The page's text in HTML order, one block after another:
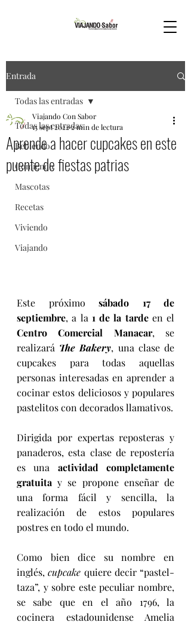
Entrada
Todas las entradas
Bebiendo
Comiendo
Mascotas
Recetas
Viviendo
Viajando
Todas las entradas
Aprende a hacer cupcakes en este
puente de fiestas patrias
Viajando Con Sabor
15 sept 20222 min de lectura
Este próximo sábado 17 de
septiembre, a la 1 de la tarde
Centro Comercial Manacar, se
realizará The Bakery, una clase de
cupcakes para todas aquellas
personas interesadas en aprender a
cocinar estos deliciosos y populares
Dirigida por expertas reposteras y
panaderos, esta clase de repostería
es una actividad completamente
gratuita y se propone enseñar de
una forma fácil y sencilla, la
realización de estos populares
postres en todo el mundo.
Como bien dice su nombre en
inglés, cupcake quiere decir “pastel-
taza”, y sobre este peculiar nombre,
se sabe que en el año 1796, la
cocinera estadounidense Amelia